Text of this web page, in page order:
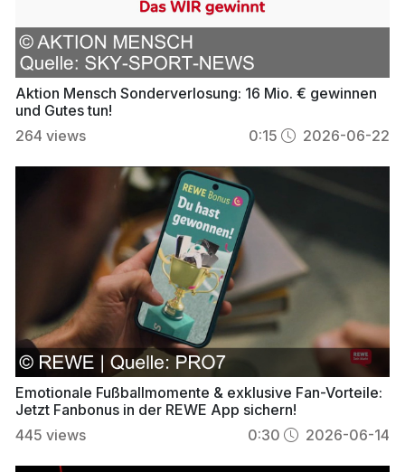
Aktion Mensch Sonderverlosung: 16 Mio. € gewinnen
und Gutes tun!
264 views 0:15 2026-06-22
Emotionale Fußballmomente & exklusive Fan-Vorteile:
Jetzt Fanbonus in der REWE App sichern!
445 views 0:30 2026-06-14